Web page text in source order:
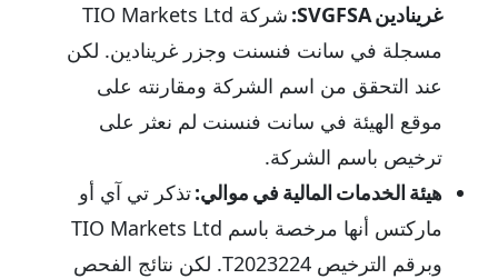
غرينادين SVGFSA:
شركة TIO Markets Ltd
مسجلة في سانت فنسنت وجزر غرينادين. لكن
عند التحقق من اسم الشركة ومقارنته على
موقع الهيئة في سانت فنسنت لم نعثر على
ترخيص باسم الشركة.
هيئة الخدمات المالية في موالي:تذكر تي آي أو
ماركتس أنها مرخصة باسم TIO Markets Ltd
وبرقم الترخيص T2023224. لكن نتائج الفحص